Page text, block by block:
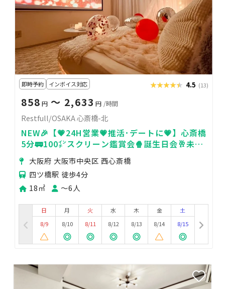
即時予約 インボイス対応 ★★★★★
★★★★★ 4.5 (13)
858 円〜 2,633 円 /時間
Restfull/OSAKA 心斎橋-北
NEW🎉【💗24H営業💗推活･デートに💗】心斎橋
5分🚃100㌅スクリーン鑑賞会🍿誕生日会🥂未成
年🆗シャワー🚿ゴミ捨て無料！
大阪府 大阪市中央区 西心斎橋
四ツ橋駅 徒歩4分
18㎡
〜6人
日
8/9
月
8/10
火
8/11
水
8/12
木
8/13
金
8/14
土
8/15